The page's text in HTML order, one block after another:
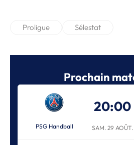
Proligue Sélestat
Prochain
PSG Handball
20:00
SAM. 29 AOÛT.